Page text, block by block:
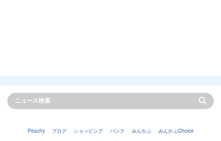
Peachy ブログ ショッピング バンク みんかぶ
みんかぶChoice